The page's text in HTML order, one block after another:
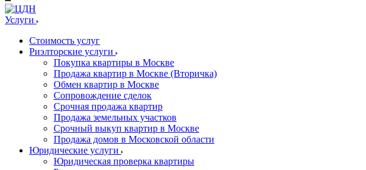
Услуги
Стоимость услуг
Риэлторские услуги
Покупка квартиры в Москве
Продажа квартир в Москве (Вторичка)
Обмен квартир в Москве
Сопровождение сделок
Срочная продажа квартир
Продажа земельных участков
Срочный выкуп квартир в Москве
Продажа домов в Московской области
Юридические услуги
Юридическая проверка квартиры